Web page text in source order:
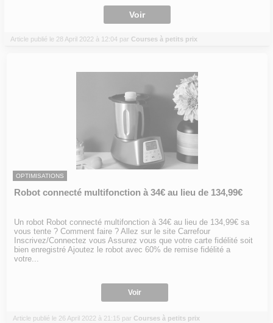
Voir
Article publié le 28 April 2022 à 12:04 par Courses à petits prix
OPTIMISATIONS
Robot connecté multifonction à 34€ au lieu de 134,99€
Un robot Robot connecté multifonction à 34€ au lieu de 134,99€ sa
vous tente ? Comment faire ? Allez sur le site Carrefour
Inscrivez/Connectez vous Assurez vous que votre carte fidélité soit
bien enregistré Ajoutez le robot avec 60% de remise fidélité a
votre...
Voir
Article publié le 26 April 2022 à 21:15 par Courses à petits prix